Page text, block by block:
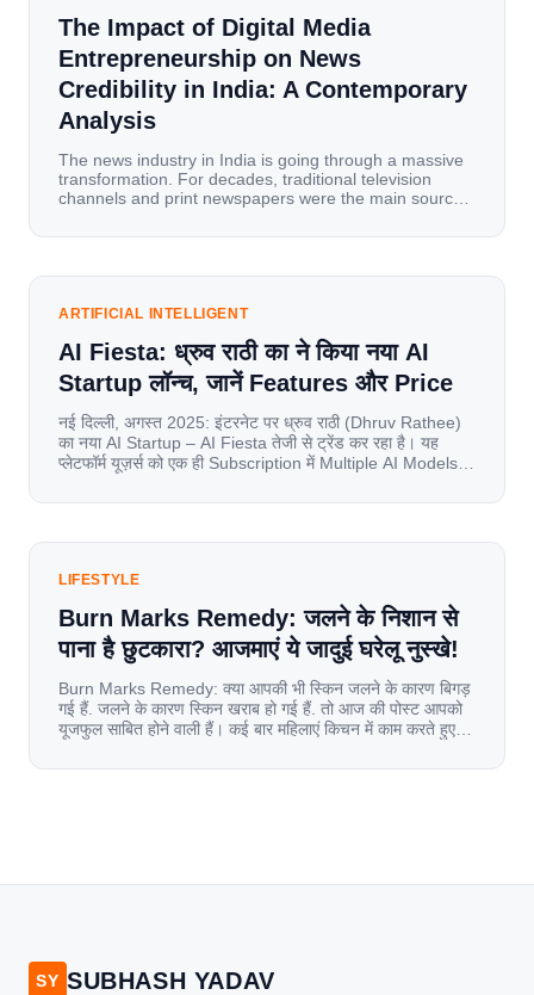
The Impact of Digital Media
Entrepreneurship on News
Credibility in India: A Contemporary
Analysis
The news industry in India is going through a massive
transformation. For decades, traditional television
channels and print newspapers were the main sources
mobile data, affordable smartphones, and high-speed
has become a mobile-first market where consumers
ARTIFICIAL INTELLIGENT
AI Fiesta: ध्रुव राठी का ने किया नया AI
Startup लॉन्च, जानें Features और Price
नई दिल्ली, अगस्त 2025: इंटरनेट पर ध्रुव राठी (Dhruv Rathee)
का नया AI Startup – AI Fiesta तेजी से ट्रेंड कर रहा है। यह
प्लेटफॉर्म यूज़र्स को एक ही Subscription में Multiple AI Models
यूज़र्स का जबरदस्त रिस्पॉन्स लॉन्च के तुरंत […]
LIFESTYLE
Burn Marks Remedy: जलने के निशान से
पाना है छुटकारा? आजमाएं ये जादुई घरेलू नुस्खे!
Burn Marks Remedy: क्या आपकी भी स्किन जलने के कारण बिगड़
गई हैं. जलने के कारण स्किन खराब हो गई हैं. तो आज की पोस्ट आपको
यूजफुल साबित होने वाली हैं। कई बार महिलाएं किचन में काम करते हुए
[…]
SY SUBHASH YADAV